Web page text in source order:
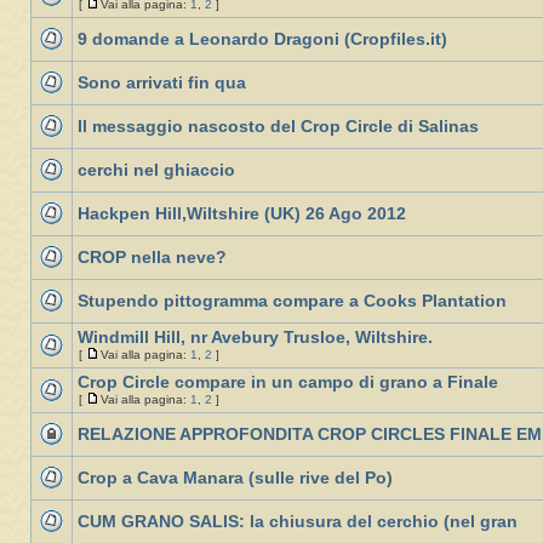
[ Vai alla pagina: 1, 2 ]
9 domande a Leonardo Dragoni (Cropfiles.it)
Sono arrivati fin qua
Il messaggio nascosto del Crop Circle di Salinas
cerchi nel ghiaccio
Hackpen Hill,Wiltshire (UK) 26 Ago 2012
CROP nella neve?
Stupendo pittogramma compare a Cooks Plantation
Windmill Hill, nr Avebury Trusloe, Wiltshire.
[ Vai alla pagina: 1, 2 ]
Crop Circle compare in un campo di grano a Finale
[ Vai alla pagina: 1, 2 ]
RELAZIONE APPROFONDITA CROP CIRCLES FINALE
Crop a Cava Manara (sulle rive del Po)
CUM GRANO SALIS: la chiusura del cerchio (nel gran